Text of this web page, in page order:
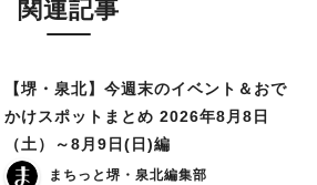
関連記事
【堺・泉北】今週末のイベント＆おで
かけスポットまとめ 2026年8月8日
（土）～8月9日(日)編
まちっと堺・泉北編集部